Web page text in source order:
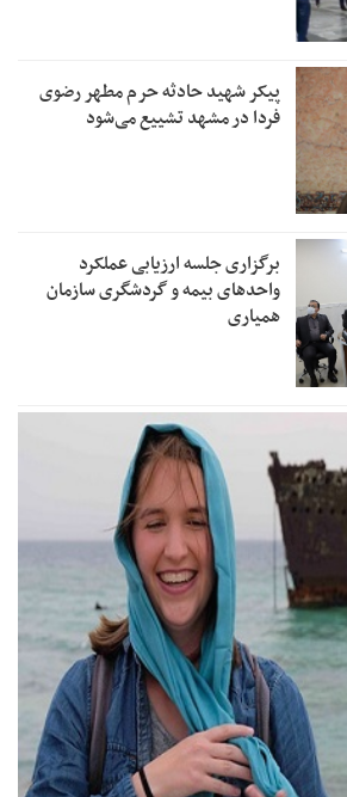
پیکر شهید حادثه حرم مطهر رضوی
فردا در مشهد تشییع می‌شود
برگزاری جلسه ارزیابی عملکرد
واحدهای بیمه و گردشگری سازمان
همیاری